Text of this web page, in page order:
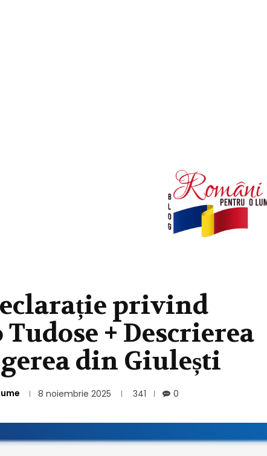
privind
+ Descrierea
din Giulești
8 noiembrie 2025 341 0